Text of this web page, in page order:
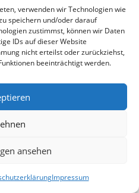
verwenden wir Technologien wie
speichern und/oder darauf
zustimmst, können wir Daten
IDs auf dieser Website
nicht erteilst oder zurückziehst,
beeinträchtigt werden.
ansehen
Impressum
Richtlinie (EU)
Wannweil